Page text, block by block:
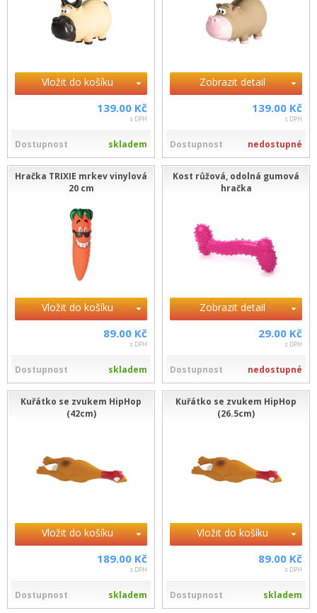
Vložit do košíku
139.00 Kč
s DPH
Dostupnost skladem
Zobrazit detail
139.00 Kč
s DPH
Dostupnost nedostupné
Hračka TRIXIE mrkev vinylová
20 cm
Vložit do košíku
89.00 Kč
s DPH
Dostupnost skladem
Kost růžová, odolná gumová
hračka
Zobrazit detail
29.00 Kč
s DPH
Dostupnost nedostupné
Kuřátko se zvukem HipHop
(42cm)
Vložit do košíku
189.00 Kč
s DPH
Dostupnost skladem
Kuřátko se zvukem HipHop
(26.5cm)
Vložit do košíku
89.00 Kč
s DPH
Dostupnost skladem